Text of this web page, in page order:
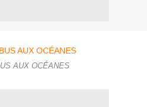
AUX OCÉANES